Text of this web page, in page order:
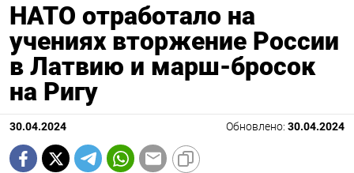
НАТО отработало на
учениях вторжение России
в Латвию и марш-бросок
на Ригу
30.04.2024 Обновлено: 30.04.2024